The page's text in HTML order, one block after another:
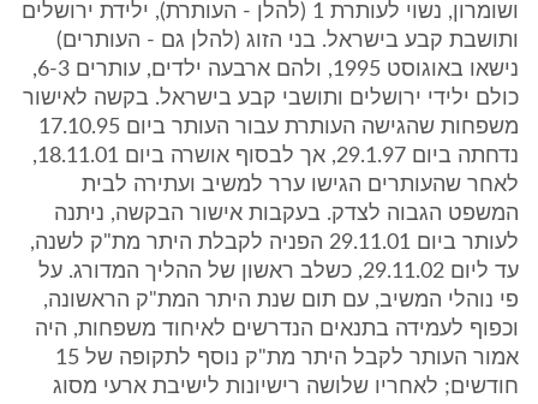
ושומרון, נשוי לעותרת 1 (להלן - העותרת), ילידת ירושלים
ותושבת קבע בישראל. בני הזוג (להלן גם - העותרים)
נישאו באוגוסט 1995, ולהם ארבעה ילדים, עותרים 6-3,
כולם ילידי ירושלים ותושבי קבע בישראל. בקשה לאישור
משפחות שהגישה העותרת עבור העותר ביום 17.10.95
נדחתה ביום 29.1.97, אך לבסוף אושרה ביום 18.11.01,
לאחר שהעותרים הגישו ערר למשיב ועתירה לבית
המשפט הגבוה לצדק. בעקבות אישור הבקשה, ניתנה
לעותר ביום 29.11.01 הפניה לקבלת היתר מת"ק לשנה,
עד ליום 29.11.02, כשלב ראשון של ההליך המדורג. על
פי נוהלי המשיב, עם תום שנת היתר המת"ק הראשונה,
וכפוף לעמידה בתנאים הנדרשים לאיחוד משפחות, היה
אמור העותר לקבל היתר מת"ק נוסף לתקופה של 15
חודשים; לאחריו שלושה רישיונות לישיבת ארעי מסוג